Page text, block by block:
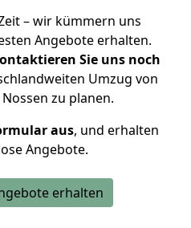
– wir kümmern uns
Angebote erhalten.
Sie uns noch
Umzug von
zu planen.
aus, und erhalten
Angebote.
erhalten